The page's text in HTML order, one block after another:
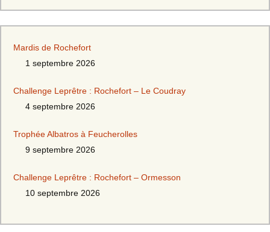
Mardis de Rochefort
1 septembre 2026
Challenge Leprêtre : Rochefort – Le Coudray
4 septembre 2026
Trophée Albatros à Feucherolles
9 septembre 2026
Challenge Leprêtre : Rochefort – Ormesson
10 septembre 2026